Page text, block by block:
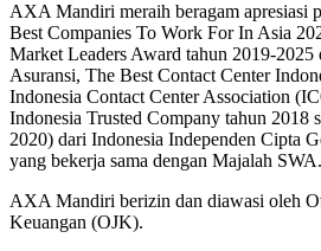
AXA Mandiri meraih beragam apresiasi
Best Companies To Work For In Asia
Market Leaders Award tahun 2019-2025
Asuransi, The Best Contact Center
Indonesia Contact Center Association
Indonesia Trusted Company tahun 2018
2020) dari Indonesia Independen Cipta
yang bekerja sama dengan Majalah SWA.
AXA Mandiri berizin dan diawasi oleh
Keuangan (OJK).